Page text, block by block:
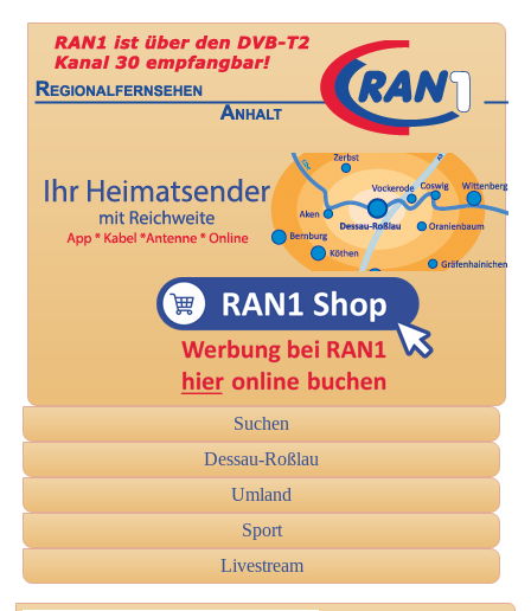
Suchen
Dessau-Roßlau
Umland
Sport
Livestream